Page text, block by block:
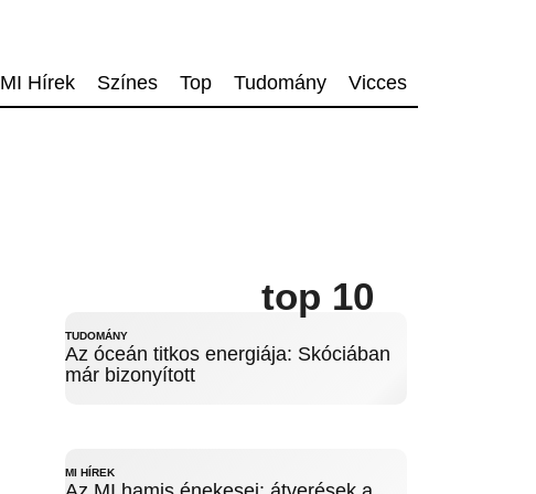
MI Hírek Színes Top Tudomány Vicces
top 10
TUDOMÁNY
Az óceán titkos energiája: Skóciában
már bizonyított
MI HÍREK